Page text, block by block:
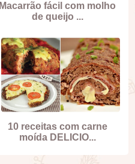
Macarrão fácil com molho
de queijo ...
10 receitas com carne
moída DELICIO...